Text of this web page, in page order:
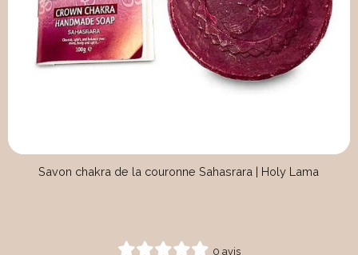
Savon chakra de la couronne Sahasrara | Holy Lama
0 avis